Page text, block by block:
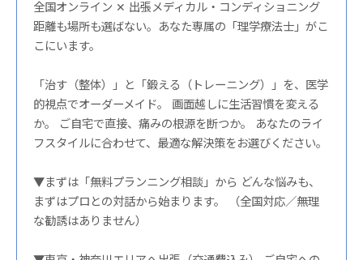
全国オンライン ✕ 出張メディカル・コンディショニング
距離も場所も選ばない。あなた専属の「理学療法士」がこ
こにいます。
「治す（整体）」と「鍛える（トレーニング）」を、医学
的視点でオーダーメイド。 画面越しに生活習慣を変える
か。 ご自宅で直接、痛みの根源を断つか。 あなたのライ
フスタイルに合わせて、最適な解決策をお選びください。
▼まずは「無料プランニング相談」から どんな悩みも、
まずはプロとの対話から始まります。 （全国対応／無理
な勧誘はありません）